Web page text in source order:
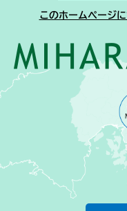
このホームページ